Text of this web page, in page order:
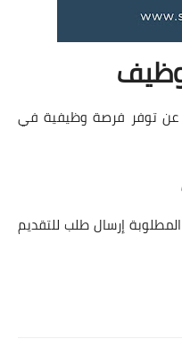
عن توفر فرصة وظيفية في
إرسال طلب للتقديم